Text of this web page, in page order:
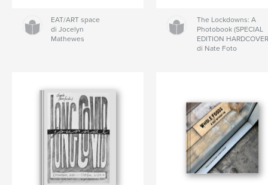
EAT/ART space
di Jocelyn
Mathewes
The Lockdowns: A
Photobook (SPECIAL
EDITION
di Nate Foto